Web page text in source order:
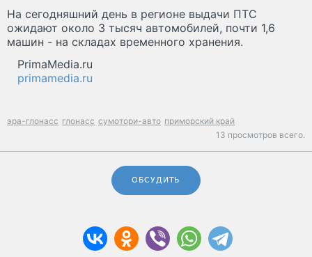
На сегодняшний день в регионе выдачи ПТС
ожидают около 3 тысяч автомобилей, почти 1,6
машин - на складах временного хранения.
PrimaMedia.ru
primamedia.ru
эра-глонасс глонасс сумотори-авто приморский край
13 просмотров всего.
ОБСУДИТЬ